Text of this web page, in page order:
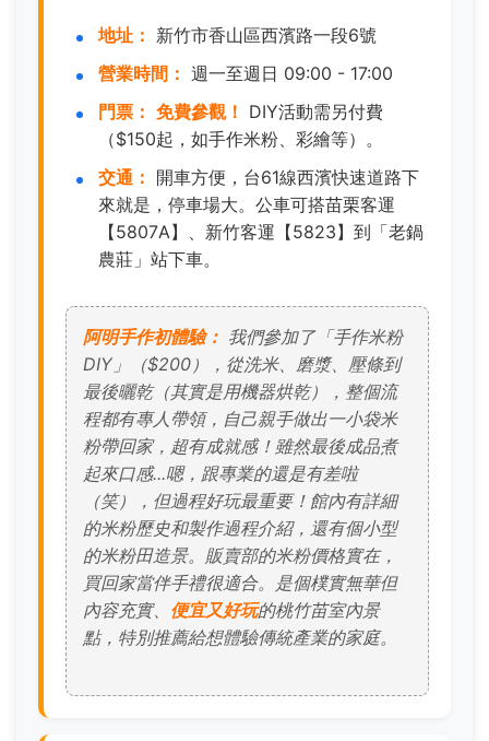
地址： 新竹市香山區西濱路一段6號
營業時間： 週一至週日 09:00 - 17:00
門票： 免費參觀！ DIY活動需另付費
（$150起，如手作米粉、彩繪等）。
交通： 開車方便，台61線西濱快速道路下
來就是，停車場大。公車可搭苗栗客運
【5807A】、新竹客運【5823】到「老鍋
農莊」站下車。
阿明手作初體驗： 我們參加了「手作米粉
DIY」（$200），從洗米、磨漿、壓條到
最後曬乾（其實是用機器烘乾），整個流
程都有專人帶領，自己親手做出一小袋米
粉帶回家，超有成就感！雖然最後成品煮
起來口感...嗯，跟專業的還是有差啦
（笑），但過程好玩最重要！館內有詳細
的米粉歷史和製作過程介紹，還有個小型
的米粉田造景。販賣部的米粉價格實在，
買回家當伴手禮很適合。是個樸實無華但
內容充實、 便宜又好玩的桃竹苗室內景
點，特別推薦給想體驗傳統產業的家庭。